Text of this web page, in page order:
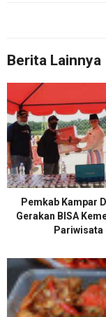
Berita Lainnya
Pemkab Kampar
Gerakan BISA
Pariwisata